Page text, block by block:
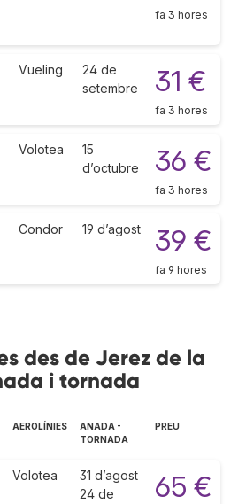
fa 3 hores
Vueling
24 de
setembre
31 €
fa 3 hores
Volotea
15
d’octubre
36 €
fa 3 hores
Condor 19 d’agost 39 €
fa 9 hores
des de Jerez de la
i tornada
AEROLÍNIES
ANADA -
TORNADA
PREU
Volotea
31 d’agost
24 de
65 €